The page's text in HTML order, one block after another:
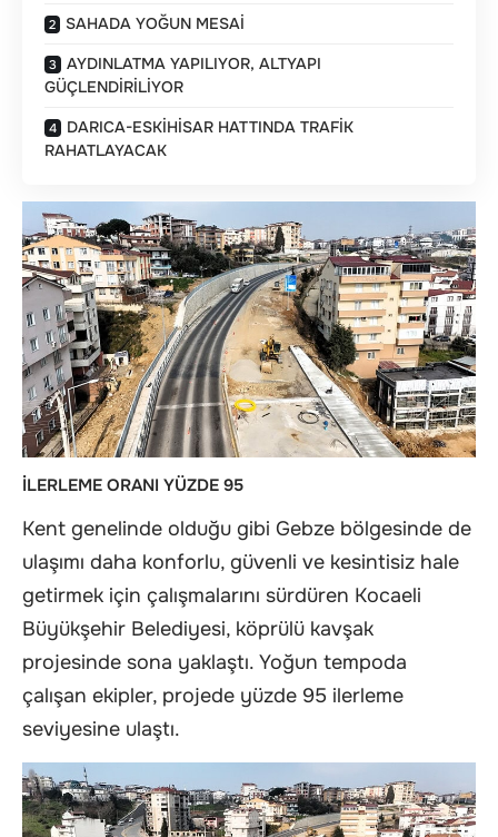
SAHADA YOĞUN MESAİ
AYDINLATMA YAPILIYOR, ALTYAPI
GÜÇLENDİRİLİYOR
DARICA-ESKİHİSAR HATTINDA TRAFİK
RAHATLAYACAK
İLERLEME ORANI YÜZDE 95
Kent genelinde olduğu gibi Gebze bölgesinde de
ulaşımı daha konforlu, güvenli ve kesintisiz hale
getirmek için çalışmalarını sürdüren Kocaeli
Büyükşehir Belediyesi, köprülü kavşak
projesinde sona yaklaştı. Yoğun tempoda
çalışan ekipler, projede yüzde 95 ilerleme
seviyesine ulaştı.